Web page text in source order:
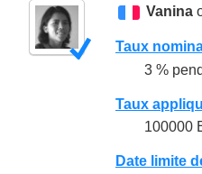
Vanina
Taux
3 %
Taux
100000
Date limite